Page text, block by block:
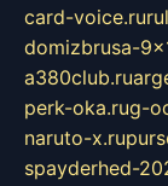
card-voice.ru
domizbrusa-
a380club.ru
perk-oka.rug-
naruto-x.ru
spayderhed-